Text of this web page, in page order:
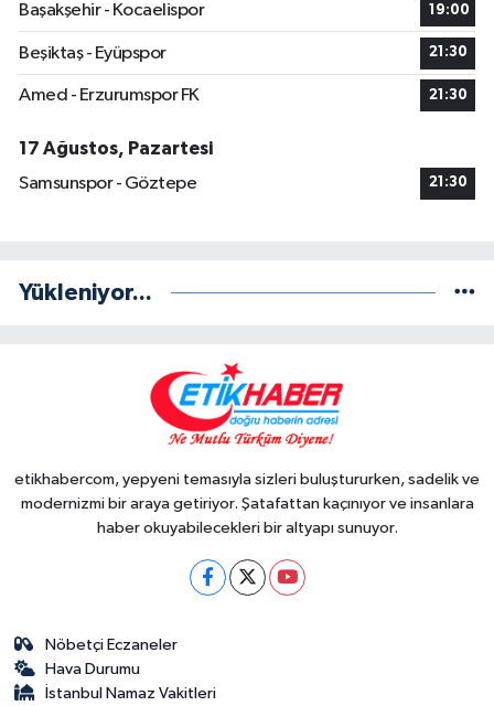
Başakşehir - Kocaelispor
19:00
Beşiktaş - Eyüpspor 21:30
Amed - Erzurumspor FK 21:30
17 Ağustos, Pazartesi
Samsunspor - Göztepe
21:30
Yükleniyor...
etikhabercom, yepyeni temasıyla sizleri buluştururken, sadelik ve
modernizmi bir araya getiriyor. Şatafattan kaçınıyor ve insanlara
haber okuyabilecekleri bir altyapı sunuyor.
Nöbetçi Eczaneler
Hava Durumu
İstanbul Namaz Vakitleri